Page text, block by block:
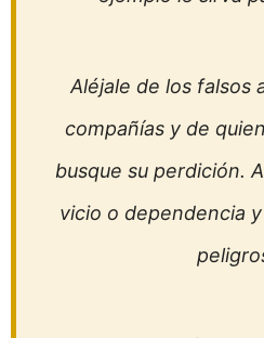
Aléjale de los falsos
compañías y de
busque su perdición.
vicio o dependencia